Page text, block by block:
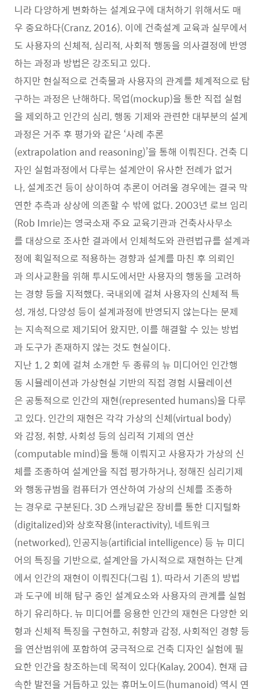
니라 다양하게 변화하는 설계요구에 대처하기 위해서도 매
우 중요하다(Cranz, 2016). 이에 건축설계 교육과 실무에서
도 사용자의 신체적, 심리적, 사회적 행동을 의사결정에 반영
하는 과정과 방법은 강조되고 있다.
하지만 현실적으로 건축물과 사용자의 관계를 체계적으로 탐
구하는 과정은 난해하다. 목업(mockup)을 통한 직접 실험
을 제외하고 인간의 심리, 행동 기제와 관련한 대부분의 설계
과정은 거주 후 평가와 같은 ‘사례 추론
(extrapolation and reasoning)’을 통해 이뤄진다. 건축 디
자인 실험과정에서 다루는 설계안이 유사한 전례가 없거
나, 설계조건 등이 상이하여 추론이 어려울 경우에는 결국 막
연한 추측과 상상에 의존할 수 밖에 없다. 2003년 로브 임리
(Rob Imrie)는 영국소재 주요 교육기관과 건축사사무소
를 대상으로 조사한 결과에서 인체척도와 관련법규를 설계과
정에 획일적으로 적용하는 경향과 설계를 마친 후 의뢰인
과 의사교환을 위해 투시도에서만 사용자의 행동을 고려하
는 경향 등을 지적했다. 국내외에 걸쳐 사용자의 신체적 특
성, 개성, 다양성 등이 설계과정에 반영되지 않는다는 문제
는 지속적으로 제기되어 왔지만, 이를 해결할 수 있는 방법
과 도구가 존재하지 않는 것도 현실이다.
지난 1, 2 회에 걸쳐 소개한 두 종류의 뉴 미디어인 인간행
동 시뮬레이션과 가상현실 기반의 직접 경험 시뮬레이션
은 공통적으로 인간의 재현(represented humans)을 다루
고 있다. 인간의 재현은 각각 가상의 신체(virtual body)
와 감정, 취향, 사회성 등의 심리적 기제의 연산
(computable mind)을 통해 이뤄지고 사용자가 가상의 신
체를 조종하여 설계안을 직접 평가하거나, 정해진 심리기제
와 행동규범을 컴퓨터가 연산하여 가상의 신체를 조종하
는 경우로 구분된다. 3D 스캐닝같은 장비를 통한 디지털화
(digitalized)와 상호작용(interactivity), 네트워크
(networked), 인공지능(artificial intelligence) 등 뉴 미디
어의 특징을 기반으로, 설계안을 가시적으로 재현하는 단계
에서 인간의 재현이 이뤄진다(그림 1). 따라서 기존의 방법
과 도구에 비해 탐구 중인 설계요소와 사용자의 관계를 실험
하기 유리하다. 뉴 미디어를 응용한 인간의 재현은 다양한 외
형과 신체적 특징을 구현하고, 취향과 감정, 사회적인 경향 등
을 연산범위에 포함하여 궁극적으로 건축 디자인 실험에 필
요한 인간을 창조하는데 목적이 있다(Kalay, 2004). 현재 급
속한 발전을 거듭하고 있는 휴머노이드(humanoid) 역시 연